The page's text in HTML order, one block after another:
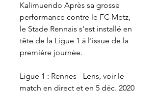
Kalimuendo Après sa grosse
performance contre le FC Metz,
le Stade Rennais s'est installé en
tête de la Ligue 1 à l'issue de la
première journée.
Ligue 1 : Rennes - Lens, voir le
match en direct et en 5 déc. 2020